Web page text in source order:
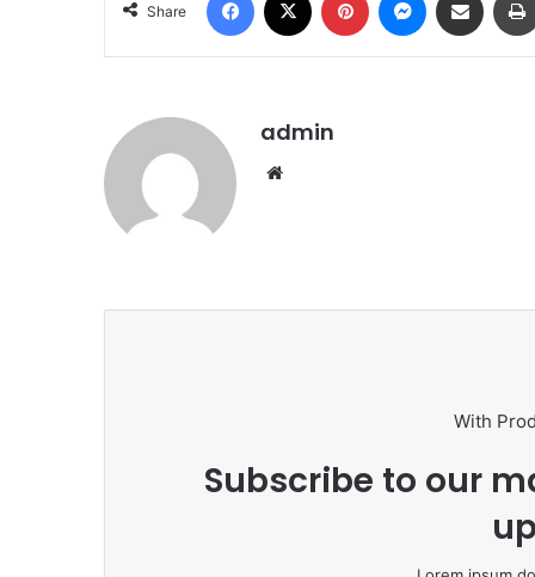
Share
admin
With
Subscribe to our